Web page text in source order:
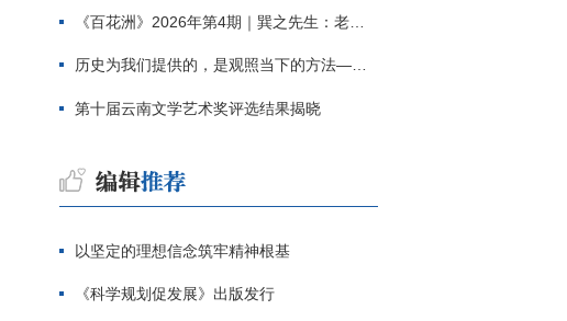
《百花洲》2026年第4期｜巽之先生：老兵朱向前侧记三题
历史为我们提供的，是观照当下的方法——历史题材非虚构写作多人谈
第十届云南文学艺术奖评选结果揭晓
以坚定的理想信念筑牢精神根基
《科学规划促发展》出版发行